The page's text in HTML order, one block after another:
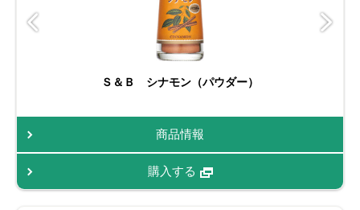
Ｓ＆Ｂ シナモン（パウダー）
商品情報
購入する